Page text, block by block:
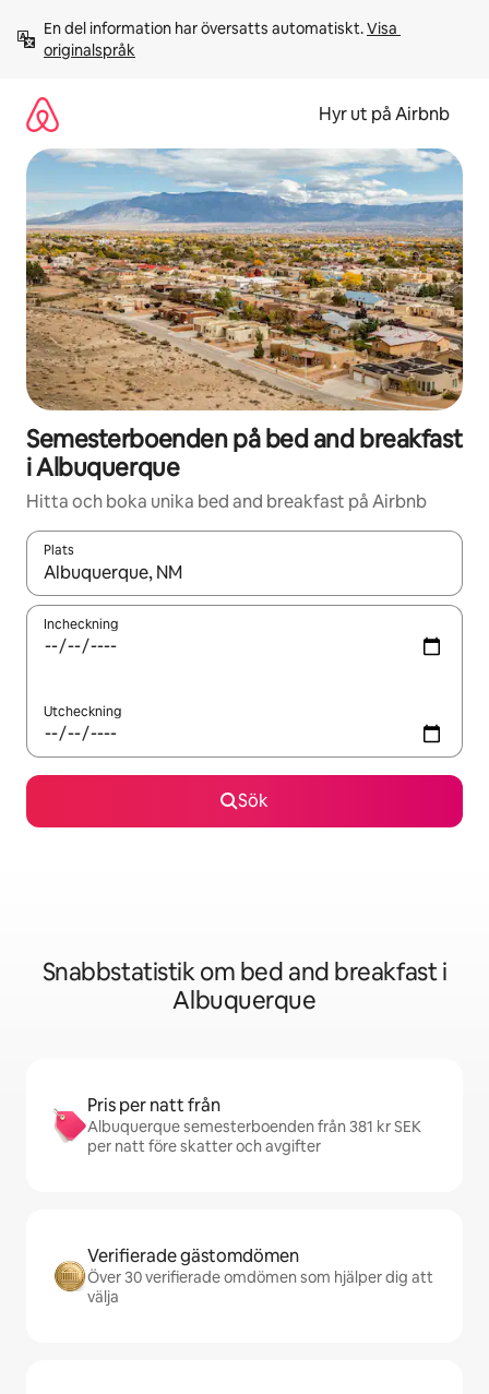
innehåll
En del information har översatts automatiskt. Visa
originalspråk
Hyr ut på Airbnb
Semesterboenden på bed and breakfast
i Albuquerque
Hitta och boka unika bed and breakfast på Airbnb
Plats
När resultaten är tillgängliga kan du navigera med upp- och
Incheckning
Utcheckning
Sök
Snabbstatistik om bed and breakfast i
Albuquerque
Pris per natt från
Albuquerque semesterboenden från 381 kr SEK
per natt före skatter och avgifter
Verifierade gästomdömen
Över 30 verifierade omdömen som hjälper dig att
välja